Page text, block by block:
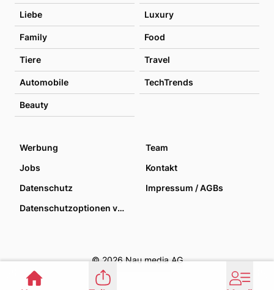
Liebe Luxury
Family Food
Tiere Travel
Automobile TechTrends
Beauty
Werbung
Team
Jobs
Kontakt
Datenschutz
Impressum / AGBs
Datenschutzoptionen verwalten
© 2026 Nau media AG